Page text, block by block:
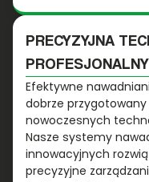
PRECYZYJNA
Efektywne
dobrze
nowoczesnych
Nasze systemy
innowacyjnych
precyzyjne